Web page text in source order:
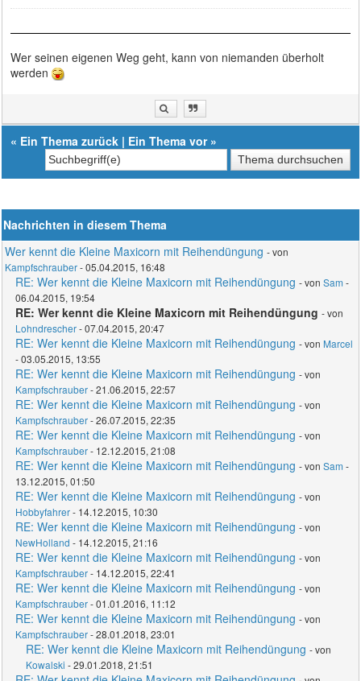
Wer seinen eigenen Weg geht, kann von niemanden überholt
werden
« Ein Thema zurück | Ein Thema vor»
Nachrichten in diesem Thema
Wer kennt die Kleine Maxicorn mit Reihendüngung - von
Kampfschrauber- 05.04.2015, 16:48
RE: Wer kennt die Kleine Maxicorn mit Reihendüngung - vonSam -
06.04.2015, 19:54
RE: Wer kennt die Kleine Maxicorn mit Reihendüngung - von
Lohndrescher- 07.04.2015, 20:47
RE: Wer kennt die Kleine Maxicorn mit Reihendüngung - von Marcel
- 03.05.2015, 13:55
RE: Wer kennt die Kleine Maxicorn mit Reihendüngung - von
Kampfschrauber- 21.06.2015, 22:57
RE: Wer kennt die Kleine Maxicorn mit Reihendüngung - von
Kampfschrauber- 26.07.2015, 22:35
RE: Wer kennt die Kleine Maxicorn mit Reihendüngung - von
Kampfschrauber- 12.12.2015, 21:08
RE: Wer kennt die Kleine Maxicorn mit Reihendüngung - vonSam -
13.12.2015, 01:50
RE: Wer kennt die Kleine Maxicorn mit Reihendüngung - von
Hobbyfahrer- 14.12.2015, 10:30
RE: Wer kennt die Kleine Maxicorn mit Reihendüngung - von
NewHolland - 14.12.2015, 21:16
RE: Wer kennt die Kleine Maxicorn mit Reihendüngung - von
Kampfschrauber- 14.12.2015, 22:41
RE: Wer kennt die Kleine Maxicorn mit Reihendüngung - von
Kampfschrauber- 01.01.2016, 11:12
RE: Wer kennt die Kleine Maxicorn mit Reihendüngung - von
Kampfschrauber- 28.01.2018, 23:01
RE: Wer kennt die Kleine Maxicorn mit Reihendüngung - von
Kowalski - 29.01.2018, 21:51